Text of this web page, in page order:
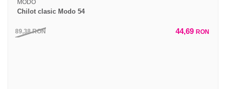
MODO
Chilot clasic Modo 54
89,38RON 44,69 RON